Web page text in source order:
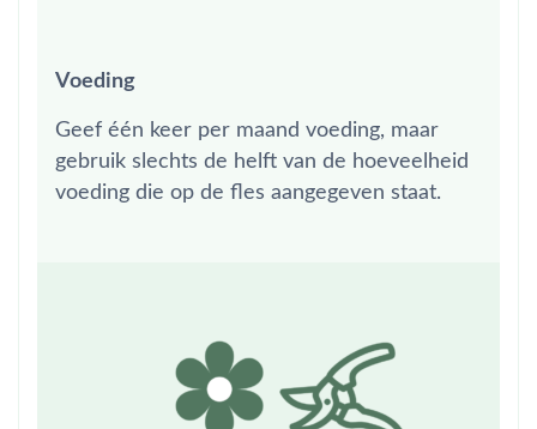
Voeding
Geef één keer per maand voeding, maar
gebruik slechts de helft van de hoeveelheid
voeding die op de fles aangegeven staat.